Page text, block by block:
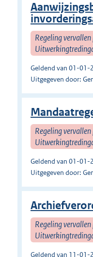
Regeling
Geldend van 01-
Uitgegeven door:
Regeling
Geldend van 01-
Uitgegeven door:
Regeling
Geldend van 11-